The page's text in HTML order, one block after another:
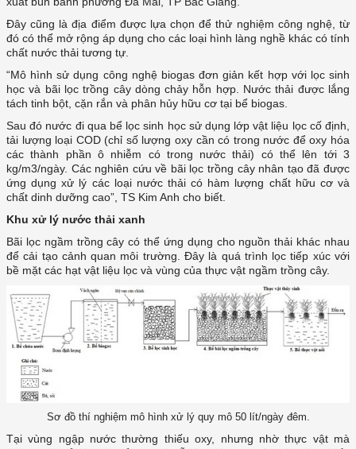
Đây cũng là địa điểm được lựa chọn để thử nghiệm công nghệ, từ
đó có thể mở rộng áp dụng cho các loại hình làng nghề khác có tính
chất nước thải tương tự.
“Mô hình sử dụng công nghệ biogas đơn giản kết hợp với lọc sinh
học và bãi lọc trồng cây dòng chảy hỗn hợp. Nước thải được lắng
tách tinh bột, cặn rắn và phân hủy hữu cơ tại bể biogas.
Sau đó nước đi qua bể lọc sinh học sử dụng lớp vật liệu lọc cố định,
tải lượng loại COD (chỉ số lượng oxy cần có trong nước để oxy hóa
các thành phần ô nhiễm có trong nước thải) có thể lên tới 3
kg/m3/ngày. Các nghiên cứu về bãi lọc trồng cây nhân tạo đã được
ứng dụng xử lý các loại nước thải có hàm lượng chất hữu cơ và
chất dinh dưỡng cao”, TS Kim Anh cho biết.
Khu xử lý nước thải xanh
Bãi lọc ngầm trồng cây có thể ứng dụng cho nguồn thải khác nhau
để cải tạo cảnh quan môi trường. Đây là quá trình lọc tiếp xúc với
bề mặt các hạt vật liệu lọc và vùng của thực vật ngầm trồng cây.
Sơ đồ thí nghiệm mô hình xử lý quy mô 50 lít/ngày đêm.
Tại vùng ngập nước thường thiếu oxy, nhưng nhờ thực vật mà